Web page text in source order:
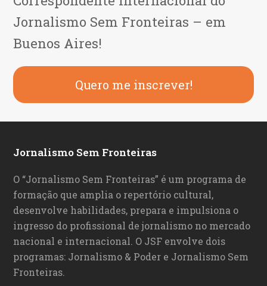
Jornalismo Sem Fronteiras – em
Buenos Aires!
Quero me inscrever!
Jornalismo Sem Fronteiras
O “Jornalismo Sem Fronteiras” é um programa de
formação que amplia o repertório cultural,
desenvolve habilidades, prepara e impulsiona o
ingresso do profissional de jornalismo no mercado
nacional e internacional. O JSF envolve dois
programas: Jornalismo & Poder e Jornalismo Sem
Fronteiras.